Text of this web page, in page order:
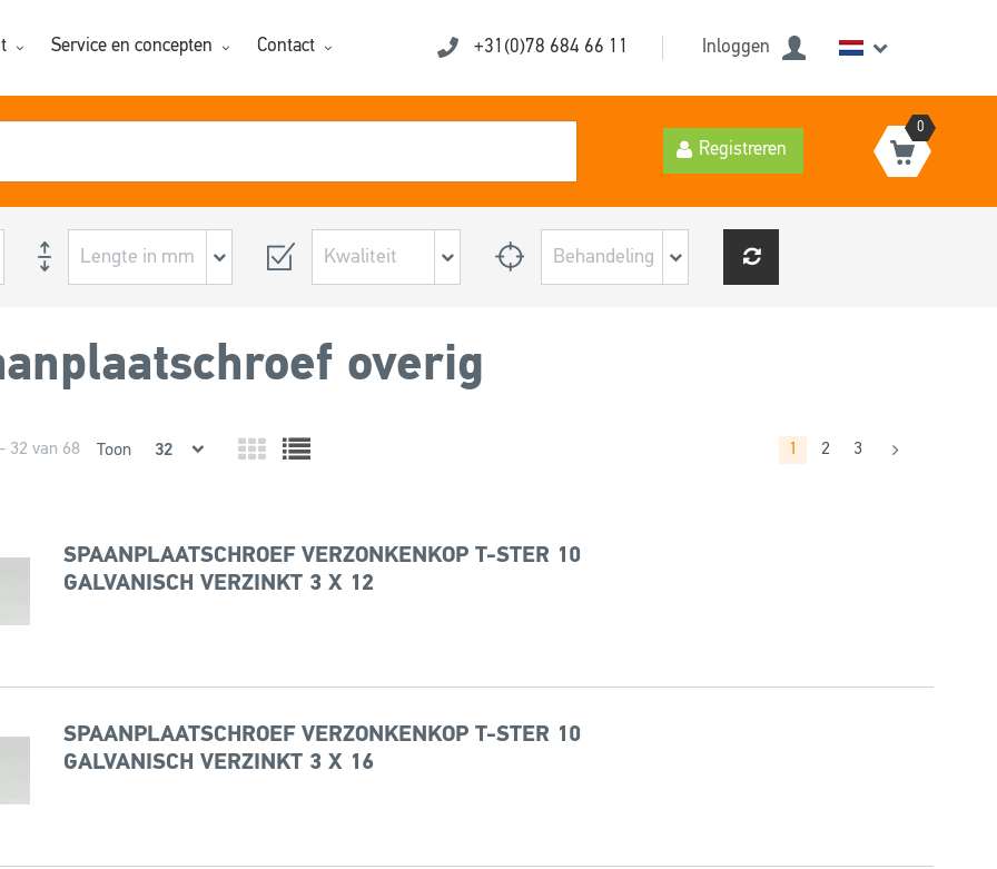
Service en concepten Contact +31(0)78 684 66 11 Inloggen
Registreren
0
overig
32 van 68 Toon 1 2 3
SPAANPLAATSCHROEF VERZONKENKOP T-STER 10
GALVANISCH VERZINKT 3 X 12
SPAANPLAATSCHROEF VERZONKENKOP T-STER 10
GALVANISCH VERZINKT 3 X 16